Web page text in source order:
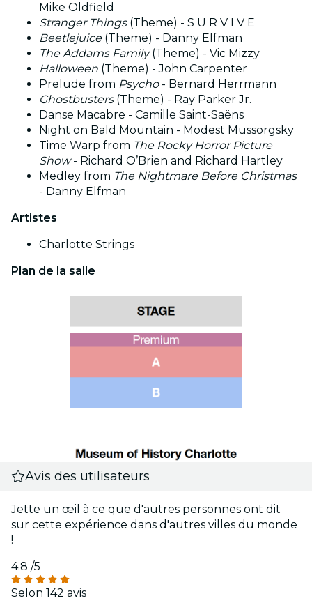
Mike Oldfield
Stranger Things(Theme) - S U R V I V E
Beetlejuice(Theme) - Danny Elfman
The Addams Family(Theme) - Vic Mizzy
Halloween (Theme) - John Carpenter
Prelude from Psycho- Bernard Herrmann
Ghostbusters(Theme) - Ray Parker Jr.
Danse Macabre - Camille Saint-Saëns
Night on Bald Mountain - Modest Mussorgsky
Time Warp from The Rocky Horror Picture
Show- Richard O’Brien and Richard Hartley
Medley from The Nightmare Before Christmas
- Danny Elfman
Artistes
Charlotte Strings
Plan de la salle
Avis des utilisateurs
Jette un œil à ce que d'autres personnes ont dit
sur cette expérience dans d'autres villes du monde
!
4.8 /5
Selon 142 avis